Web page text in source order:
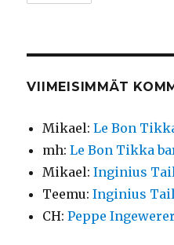
VIIMEISIMMÄT
Mikael:Le Bon
mh:Le Bon Tikka
Mikael:Inginius
Teemu:Inginius
CH:Peppe